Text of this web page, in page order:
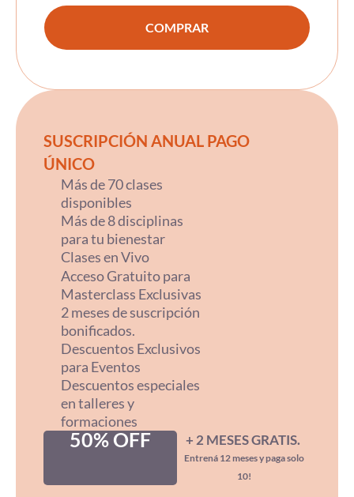
COMPRAR
SUSCRIPCIÓN ANUAL PAGO
ÚNICO
Más de 70 clases
disponibles
Más de 8 disciplinas
para tu bienestar
Clases en Vivo
Acceso Gratuito para
Masterclass Exclusivas
2 meses de suscripción
bonificados.
Descuentos Exclusivos
para Eventos
Descuentos especiales
en talleres y
formaciones
50% OFF + 2 MESES GRATIS.
Entrená 12 meses y paga solo
10!